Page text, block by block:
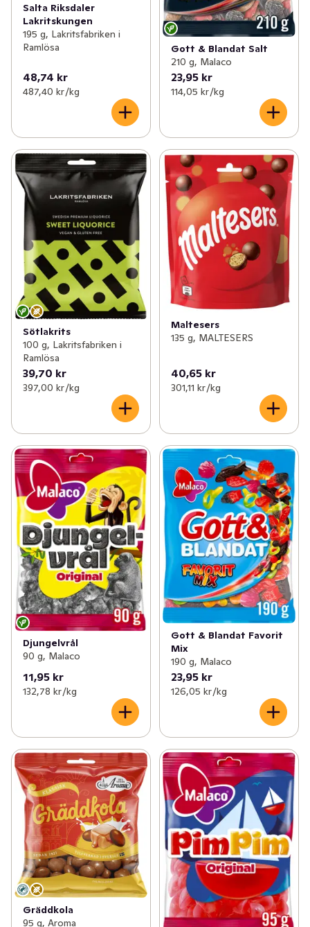
Salta Riksdaler
Lakritskungen
195 g, Lakritsfabriken i
Ramlösa
48,74 kr
487,40 kr /kg
Gott & Blandat Salt
210 g, Malaco
23,95 kr
114,05 kr /kg
Sötlakrits
100 g, Lakritsfabriken i
Ramlösa
39,70 kr
397,00 kr /kg
Maltesers
135 g, MALTESERS
40,65 kr
301,11 kr /kg
Djungelvrål
90 g, Malaco
11,95 kr
132,78 kr /kg
Gott & Blandat Favorit
Mix
190 g, Malaco
23,95 kr
126,05 kr /kg
Gräddkola
95 g, Aroma